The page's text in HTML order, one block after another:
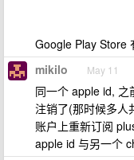
Google Play Store
mikilo May 11
同一个 apple id, 之
注销了(那时候多人
账户上重新订阅
apple id 与另一个